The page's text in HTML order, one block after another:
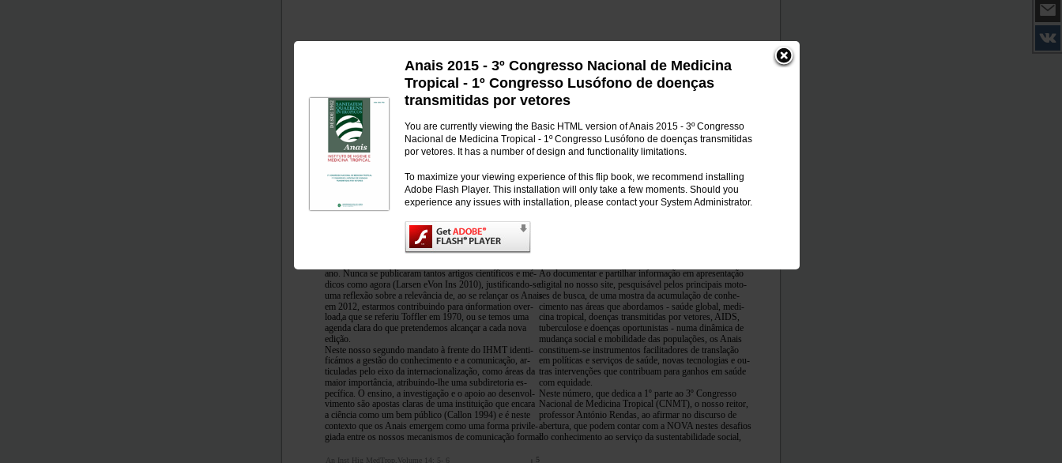
Anais 2015 - 3º Congresso Nacional de Medicina
Tropical - 1º Congresso Lusófono de doenças
transmitidas por vetores
You are currently viewing the Basic HTML version of Anais 2015 - 3º Congresso
Nacional de Medicina Tropical - 1º Congresso Lusófono de doenças transmitidas
por vetores. It has a number of design and functionality limitations.
To maximize your viewing experience of this flip book, we recommend installing
Adobe Flash Player. This installation will only take a few moments. Should you
experience any issues with installation, please contact your System Administrator.
5
Existem mais de 30 000 publicações científicas e este nú-
ano. Nunca se publicaram tantos artigos científicos e mé-
dicos como agora (Larsen eVon Ins 2010), justificando-se
uma reflexão sobre a relevância de, ao se relançar os Anais
em 2012, estarmos contribuindo para oinformation over-
load,a que se referiu Toffler em 1970, ou se temos uma
agenda clara do que pretendemos alcançar a cada nova
edição.
Neste nosso segundo mandato à frente do IHMT identi-
ficámos a gestão do conhecimento e a comunicação, ar-
ticuladas pelo eixo da internacionalização, como áreas da
maior importância, atribuindo-lhe uma subdiretoria es-
pecífica. O ensino, a investigação e o apoio ao desenvol-
vimento são apostas claras de uma instituição que encara
a ciência como um bem público (Callon 1994) e é neste
contexto que os Anais emergem como uma forma privile-
giada entre os nossos mecanismos de comunicação formal
Ao documentar e partilhar informação em apresentação
digital no nosso site, pesquisável pelos principais moto-
res de busca, de uma mostra da acumulação de conhe-
cimento nas áreas que abordamos - saúde global, medi-
cina tropical, doenças transmitidas por vetores, AIDS,
tuberculose e doenças oportunistas - numa dinâmica de
mudança social e mobilidade das populações, os Anais
constituem-se instrumentos facilitadores de translação
em políticas e serviços de saúde, novas tecnologias e ou-
tras intervenções que contribuam para ganhos em saúde
com equidade.
Neste número, que dedica a 1º parte ao 3º Congresso
Nacional de Medicina Tropical (CNMT), o nosso reitor,
professor António Rendas, ao afirmar no discurso de
abertura, que podem contar com a NOVA nestes desafios
do conhecimento ao serviço da sustentabilidade social,
An Inst Hig MedTrop,Volume 14: 5- 6